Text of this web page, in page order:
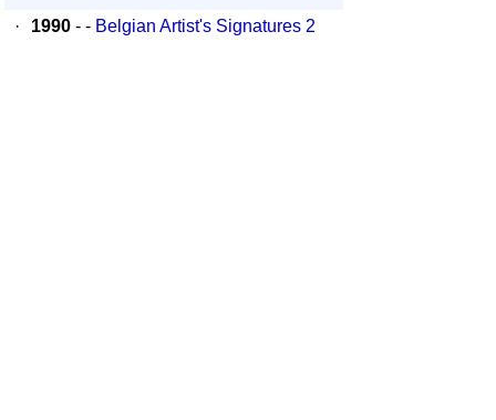
·
1990 - - Belgian Artist's Signatures 2